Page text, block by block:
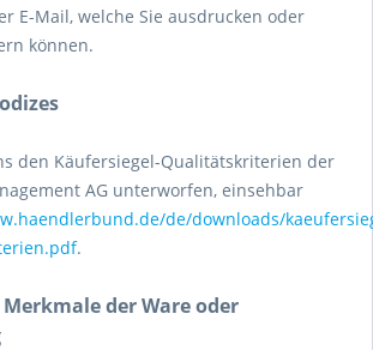
E-Mail, welche Sie ausdrucken oder
können.
den Käufersiegel-Qualitätskriterien der
AG unterworfen, einsehbar
de/downloads/
.
der Ware oder